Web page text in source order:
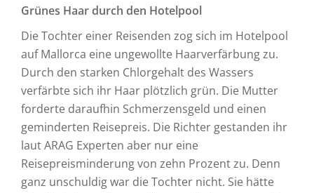
Grünes Haar durch den Hotelpool
Die Tochter einer Reisenden zog sich im Hotelpool
auf Mallorca eine ungewollte Haarverfärbung zu.
Durch den starken Chlorgehalt des Wassers
verfärbte sich ihr Haar plötzlich grün. Die Mutter
forderte daraufhin Schmerzensgeld und einen
geminderten Reisepreis. Die Richter gestanden ihr
laut ARAG Experten aber nur eine
Reisepreisminderung von zehn Prozent zu. Denn
ganz unschuldig war die Tochter nicht. Sie hätte